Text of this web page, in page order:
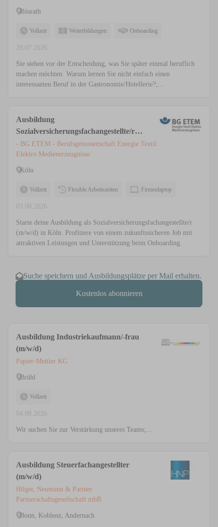
Rösrath
Vollzeit Weiterbildungen Onboarding
28.07.2026
Sie stehen vor der Entscheidung, was Sie später einmal beruflich
machen möchten. Warum lernen Sie nicht einfach einen
interessanten Beruf in der Gastronomie/Hotellerie?;...
Ausbildung
Sozialversicherungsfachangestellte/r
(m/w/d), Köln
- BG ETEM - Berufsgenossenschaft Energie Textil
Elektro Medienerzeugnisse
Köln
Vollzeit Flexible Arbeitszeiten Firmenlaptop
03.08.2026
Starte deine Ausbildung als Sozialversicherungsfachangestellte/r
(m/w/d) in Köln. Profitiere von einem zukunftssicheren Job mit
attraktiven Leistungen und Unterstützung beim Onboarding.
Suche speichern und Ausbildungsplätze per Mail erhalten.
Kostenlos abonnieren
Ausbildung Industriekaufmann/-frau
(m/w/d)
Papier-Mettler KG
Brühl
Vollzeit
04.08.2026
Wir suchen Sie zur Verstärkung unseres Teams;...
Ausbildung Steuerfachangestellter
(m/w/d)
Hilger, Neumann & Partner
Partnerschaftsgesellschaft mbB
Bonn, Koblenz, Andernach